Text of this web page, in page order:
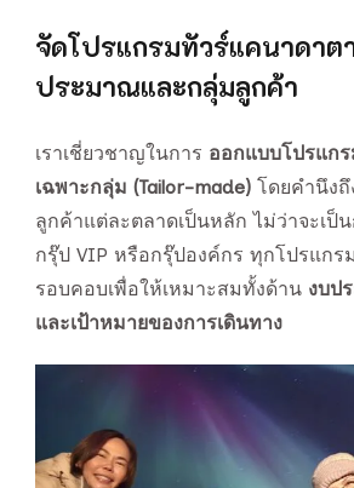
จัดโปรแกรมทัวร์แคนาดาต
ประมาณและกลุ่มลูกค้า
เราเชี่ยวชาญในการ ออกแบบโปรแก
เฉพาะกลุ่ม (Tailor-made) โดยคำนึง
ลูกค้าแต่ละตลาดเป็นหลัก ไม่ว่าจะเป็
กรุ๊ป VIP หรือกรุ๊ปองค์กร ทุกโปรแกร
รอบคอบเพื่อให้เหมาะสมทั้งด้าน งบป
และเป้าหมายของการเดินทาง